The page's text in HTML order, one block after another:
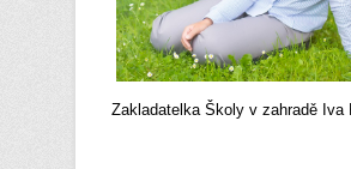
Zakladatelka Školy v zahradě Iva